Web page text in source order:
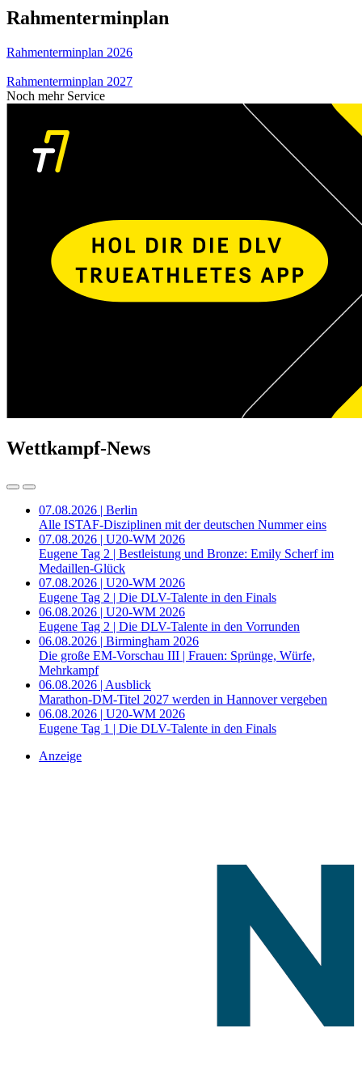
Rahmenterminplan
Rahmenterminplan 2026
Rahmenterminplan 2027
Noch mehr Service
Wettkampf-News
07.08.2026 | Berlin
Alle ISTAF-Disziplinen mit der deutschen Nummer eins
07.08.2026 | U20-WM 2026
Eugene Tag 2 | Bestleistung und Bronze: Emily Scherf im
Medaillen-Glück
07.08.2026 | U20-WM 2026
Eugene Tag 2 | Die DLV-Talente in den Finals
06.08.2026 | U20-WM 2026
Eugene Tag 2 | Die DLV-Talente in den Vorrunden
06.08.2026 | Birmingham 2026
Die große EM-Vorschau III | Frauen: Sprünge, Würfe,
Mehrkampf
06.08.2026 | Ausblick
Marathon-DM-Titel 2027 werden in Hannover vergeben
06.08.2026 | U20-WM 2026
Eugene Tag 1 | Die DLV-Talente in den Finals
Anzeige